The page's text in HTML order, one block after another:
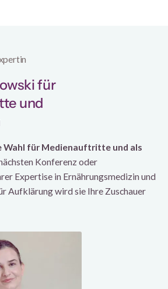
für
und
Wahl für Medienauftritte und als
Konferenz oder
Expertise in Ernährungsmedizin und
Aufklärung wird sie Ihre Zuschauer